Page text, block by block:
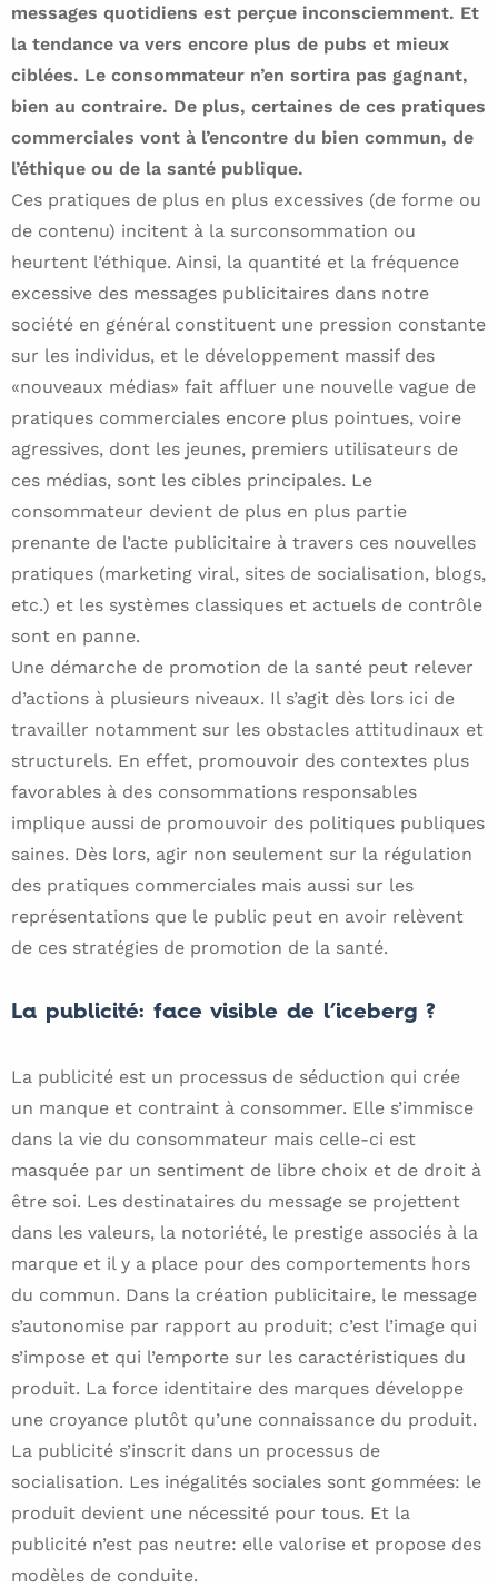
messages quotidiens est perçue inconsciemment. Et
la tendance va vers encore plus de pubs et mieux
ciblées. Le consommateur n’en sortira pas gagnant,
bien au contraire. De plus, certaines de ces pratiques
commerciales vont à l’encontre du bien commun, de
l’éthique ou de la santé publique.
Ces pratiques de plus en plus excessives (de forme ou
de contenu) incitent à la surconsommation ou
heurtent l’éthique. Ainsi, la quantité et la fréquence
excessive des messages publicitaires dans notre
société en général constituent une pression constante
sur les individus, et le développement massif des
«nouveaux médias» fait affluer une nouvelle vague de
pratiques commerciales encore plus pointues, voire
agressives, dont les jeunes, premiers utilisateurs de
ces médias, sont les cibles principales. Le
consommateur devient de plus en plus partie
prenante de l’acte publicitaire à travers ces nouvelles
pratiques (marketing viral, sites de socialisation, blogs,
etc.) et les systèmes classiques et actuels de contrôle
sont en panne.
Une démarche de promotion de la santé peut relever
d’actions à plusieurs niveaux. Il s’agit dès lors ici de
travailler notamment sur les obstacles attitudinaux et
structurels. En effet, promouvoir des contextes plus
favorables à des consommations responsables
implique aussi de promouvoir des politiques publiques
saines. Dès lors, agir non seulement sur la régulation
des pratiques commerciales mais aussi sur les
représentations que le public peut en avoir relèvent
de ces stratégies de promotion de la santé.
La publicité: face visible de l’iceberg ?
La publicité est un processus de séduction qui crée
un manque et contraint à consommer. Elle s’immisce
dans la vie du consommateur mais celle-ci est
masquée par un sentiment de libre choix et de droit à
être soi. Les destinataires du message se projettent
dans les valeurs, la notoriété, le prestige associés à la
marque et il y a place pour des comportements hors
du commun. Dans la création publicitaire, le message
s’autonomise par rapport au produit; c’est l’image qui
s’impose et qui l’emporte sur les caractéristiques du
produit. La force identitaire des marques développe
une croyance plutôt qu’une connaissance du produit.
La publicité s’inscrit dans un processus de
socialisation. Les inégalités sociales sont gommées: le
produit devient une nécessité pour tous. Et la
publicité n’est pas neutre: elle valorise et propose des
modèles de conduite.